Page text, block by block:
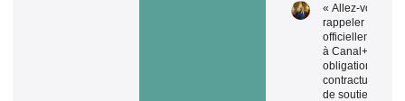
« Allez-vous
rappeler
officiellement
à Canal+ ses
obligations
contractuelles
de soutien au